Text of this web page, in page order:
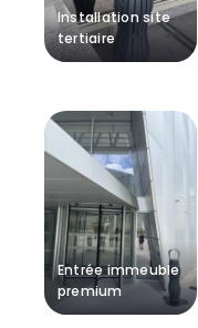
Installation site
tertiaire
Entrée immeuble
premium